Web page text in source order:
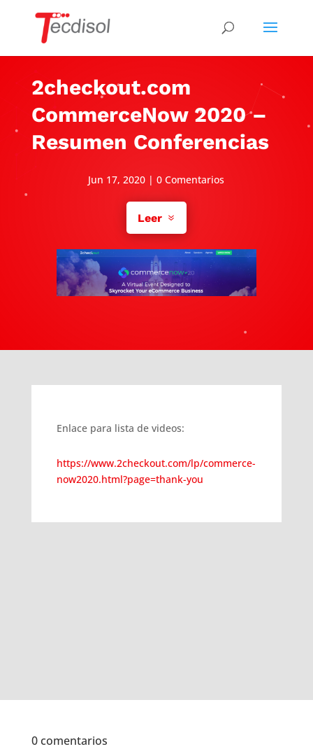
2checkout.com
CommerceNow 2020 –
Resumen Conferencias
Jun 17, 2020 |0 Comentarios
Leer
Enlace para lista de videos:
https://www.2checkout.com/lp/commerce-
now2020.html?page=thank-you
0 comentarios